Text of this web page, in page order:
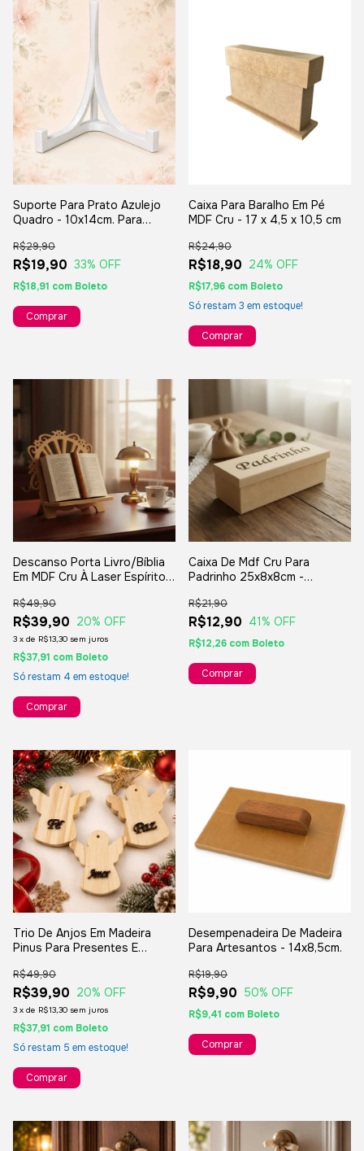
Suporte Para Prato Azulejo
Quadro - 10x14cm. Para
R$19,90
R$29,90
33% OFF
R$18,91 com Boleto
Comprar
Caixa Para Baralho Em Pé
MDF Cru - 17 x 4,5 x 10,5 cm
R$18,90
R$24,90
24% OFF
R$17,96 com Boleto
Só restam 3 em estoque!
Comprar
Descanso Porta Livro/Bíblia
Em MDF Cru À Laser Espírito
Presentes E Decorações
R$39,90
R$49,90
20% OFF
3 x de R$13,30 sem juros
R$37,91 com Boleto
Só restam 4 em estoque!
Caixa De Mdf Cru Para
Padrinho 25x8x8cm -
Casamento Batizado
R$12,90
R$21,90
41% OFF
R$12,26 com Boleto
Trio De Anjos Em Madeira
Pinus Para Presentes E
R$39,90
R$49,90
20% OFF
3 x de R$13,30 sem juros
R$37,91 com Boleto
Só restam 5 em estoque!
Desempenadeira De Madeira
Para Artesantos - 14x8,5cm.
R$9,90
R$19,90
50% OFF
R$9,41 com Boleto